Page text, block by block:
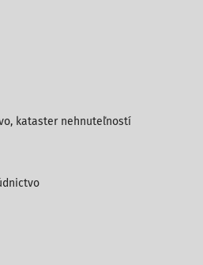
kataster nehnuteľností